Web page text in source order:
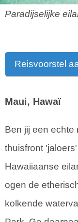
Paradijselijke
Reisvoorstel
Maui, Hawaï
Ben jij een echte
thuisfront
Hawaiiaanse
ogen de
kolkende